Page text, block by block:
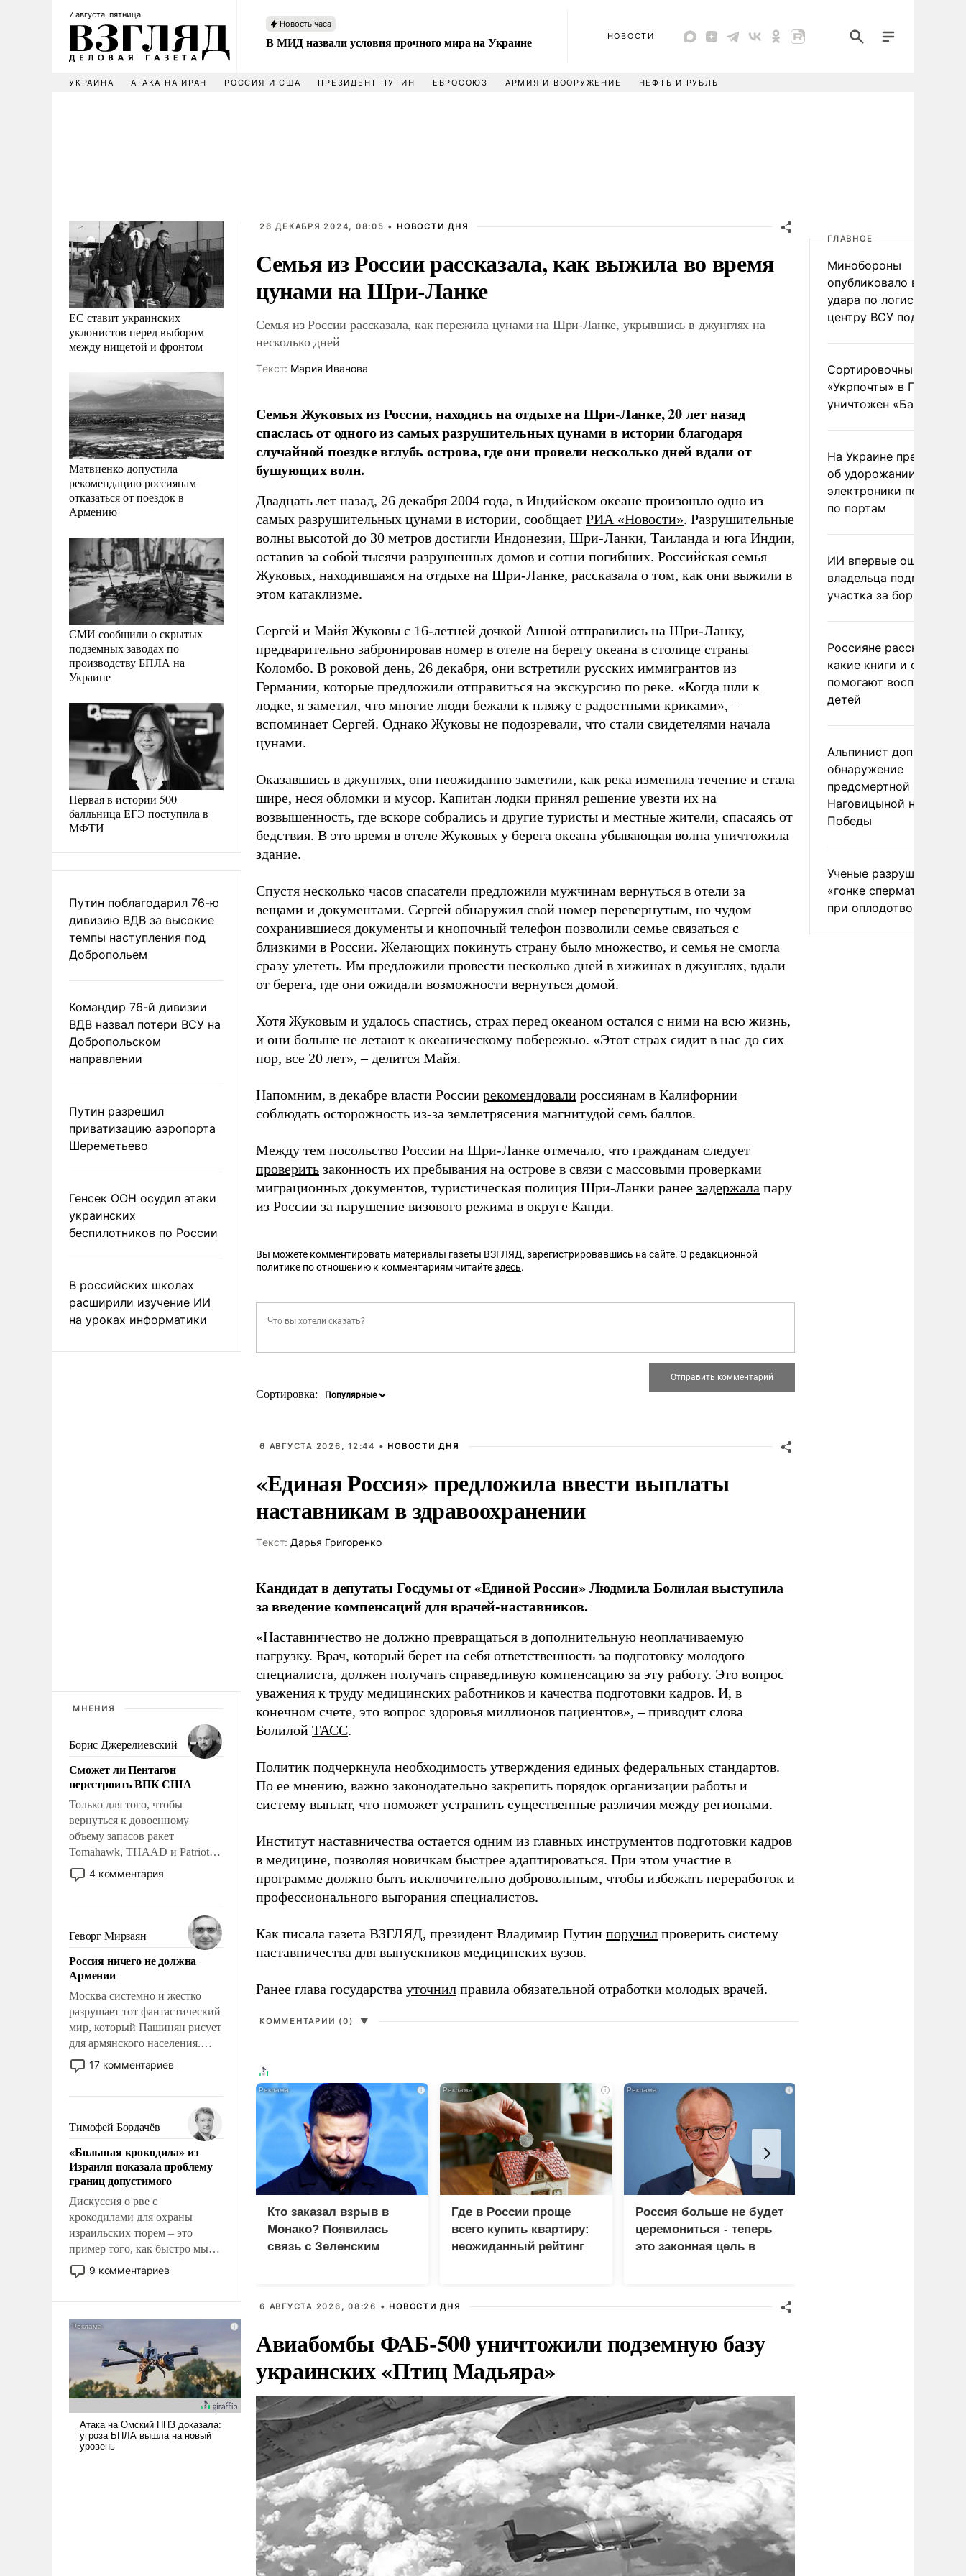
7 августа, пятница
Новость часа
В МИД назвали условия прочного мира на Украине НОВОСТИ
УКРАИНА АТАКА НА ИРАН РОССИЯ И США ПРЕЗИДЕНТ ПУТИН ЕВРОСОЮЗ АРМИЯ И ВООРУЖЕНИЕ НЕФТЬ И РУБЛЬ
ЕС ставит украинских
уклонистов перед выбором
между нищетой и фронтом
Матвиенко допустила
рекомендацию россиянам
отказаться от поездок в
Армению
СМИ сообщили о скрытых
подземных заводах по
производству БПЛА на
Украине
Первая в истории 500-
балльница ЕГЭ поступила в
МФТИ
Путин поблагодарил 76-ю
дивизию ВДВ за высокие
темпы наступления под
Добропольем
Командир 76-й дивизии
ВДВ назвал потери ВСУ на
Добропольском
направлении
Путин разрешил
приватизацию аэропорта
Шереметьево
Генсек ООН осудил атаки
украинских
беспилотников по России
В российских школах
расширили изучение ИИ
на уроках информатики
МНЕНИЯ
Борис Джерелиевский
Сможет ли Пентагон
перестроить ВПК США
Только для того, чтобы
вернуться к довоенному
объему запасов ракет
Tomahawk, THAAD и Patriot
США потребуется более трех
лет. Даже небольшая война с
Сложившаяся ситуация
означает многолетний период
уязвимости США, например,
перед Китаем.
4 комментария
Геворг Мирзаян
Россия ничего не должна
Армении
Москва системно и жестко
разрушает тот фантастический
мир, который Пашинян рисует
для армянского населения.
Мир, где политические
прожекты будут безусловно
налогоплательщиков и где
Еревану за свои поступки не
нужно отвечать.
17 комментариев
Тимофей Бордачёв
«Большая крокодила» из
Израиля показала проблему
границ допустимого
Дискуссия о рве с
крокодилами для охраны
израильских тюрем – это
пример того, как быстро мы
двигаемся по пути
революционных изменений.
псевдонаучной фантастики,
стало всерьез обсуждаемой
9 комментариев
26 ДЕКАБРЯ 2024, 08:05 • НОВОСТИ ДНЯ
Семья из России рассказала, как выжила во время
цунами на Шри-Ланке
Семья из России рассказала, как пережила цунами на Шри-Ланке, укрывшись в джунглях на
несколько дней
Tекст: Мария Иванова
Семья Жуковых из России, находясь на отдыхе на Шри-Ланке, 20 лет назад
спаслась от одного из самых разрушительных цунами в истории благодаря
случайной поездке вглубь острова, где они провели несколько дней вдали от
бушующих волн.
Двадцать лет назад, 26 декабря 2004 года, в Индийском океане произошло одно из
самых разрушительных цунами в истории, сообщает РИА «Новости». Разрушительные
волны высотой до 30 метров достигли Индонезии, Шри-Ланки, Таиланда и юга Индии,
оставив за собой тысячи разрушенных домов и сотни погибших. Российская семья
Жуковых, находившаяся на отдыхе на Шри-Ланке, рассказала о том, как они выжили в
этом катаклизме.
Сергей и Майя Жуковы с 16-летней дочкой Анной отправились на Шри-Ланку,
предварительно забронировав номер в отеле на берегу океана в столице страны
Коломбо. В роковой день, 26 декабря, они встретили русских иммигрантов из
Германии, которые предложили отправиться на экскурсию по реке. «Когда шли к
лодке, я заметил, что многие люди бежали к пляжу с радостными криками», –
вспоминает Сергей. Однако Жуковы не подозревали, что стали свидетелями начала
цунами.
Оказавшись в джунглях, они неожиданно заметили, как река изменила течение и стала
шире, неся обломки и мусор. Капитан лодки принял решение увезти их на
возвышенность, где вскоре собрались и другие туристы и местные жители, спасаясь от
бедствия. В это время в отеле Жуковых у берега океана убывающая волна уничтожила
здание.
Спустя несколько часов спасатели предложили мужчинам вернуться в отели за
вещами и документами. Сергей обнаружил свой номер перевернутым, но чудом
сохранившиеся документы и кнопочный телефон позволили семье связаться с
близкими в России. Желающих покинуть страну было множество, и семья не смогла
сразу улететь. Им предложили провести несколько дней в хижинах в джунглях, вдали
от берега, где они ожидали возможности вернуться домой.
Хотя Жуковым и удалось спастись, страх перед океаном остался с ними на всю жизнь,
и они больше не летают к океаническому побережью. «Этот страх сидит в нас до сих
пор, все 20 лет», – делится Майя.
Напомним, в декабре власти России рекомендовали россиянам в Калифорнии
соблюдать осторожность из-за землетрясения магнитудой семь баллов.
Между тем посольство России на Шри-Ланке отмечало, что гражданам следует
проверить законность их пребывания на острове в связи с массовыми проверками
миграционных документов, туристическая полиция Шри-Ланки ранее задержала пару
из России за нарушение визового режима в округе Канди.
Вы можете комментировать материалы газеты ВЗГЛЯД, зарегистрировавшись на сайте. О редакционной
политике по отношению к комментариям читайтездесь.
Сортировка:
6 АВГУСТА 2026, 12:44 • НОВОСТИ ДНЯ
«Единая Россия» предложила ввести выплаты
наставникам в здравоохранении
Tекст: Дарья Григоренко
Кандидат в депутаты Госдумы от «Единой России» Людмила Болилая выступила
за введение компенсаций для врачей-наставников.
«Наставничество не должно превращаться в дополнительную неоплачиваемую
нагрузку. Врач, который берет на себя ответственность за подготовку молодого
специалиста, должен получать справедливую компенсацию за эту работу. Это вопрос
уважения к труду медицинских работников и качества подготовки кадров. И, в
конечном счете, это вопрос здоровья миллионов пациентов», – приводит слова
Болилой ТАСС.
Политик подчеркнула необходимость утверждения единых федеральных стандартов.
По ее мнению, важно законодательно закрепить порядок организации работы и
систему выплат, что поможет устранить существенные различия между регионами.
Институт наставничества остается одним из главных инструментов подготовки кадров
в медицине, позволяя новичкам быстрее адаптироваться. При этом участие в
программе должно быть исключительно добровольным, чтобы избежать переработок и
профессионального выгорания специалистов.
Как писала газета ВЗГЛЯД, президент Владимир Путин поручил проверить систему
наставничества для выпускников медицинских вузов.
Ранее глава государства уточнил правила обязательной отработки молодых врачей.
КОММЕНТАРИИ (0) ▼
i
Кто заказал взрыв в
Монако? Появилась
связь с Зеленским
i
Где в России проще
всего купить квартиру:
неожиданный рейтинг
i
Россия больше не будет
церемониться - теперь
это законная цель в
6 АВГУСТА 2026, 08:26 • НОВОСТИ ДНЯ
Авиабомбы ФАБ-500 уничтожили подземную базу
украинских «Птиц Мадьяра»
ГЛАВНОЕ
Минобороны
опубликовало видео
удара по
центру ВСУ под Киевом
Сортировочный пункт
«Укрпочты» в
уничтожен
На Украине
об удорожании
электроники после
по портам
ИИ впервые
владельца
участка за борщевик
Россияне рассказали,
какие книги и фильмы
помогают воспитывать
детей
Альпинист допустил
обнаружение
предсмертной записки
Наговицыной на пике
Победы
Ученые разрушили миф
«гонке
при оплодотворении